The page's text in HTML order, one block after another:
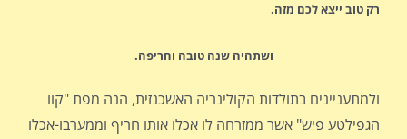
רק טוב ייצא לכם מזה.
ושתהיה שנה טובה וחריפה.
ולמתעניינים בתולדות הקולינריה האשכנזית, הנה מפת "קוו
הגפילטע פיש" אשר ממזרחה לו אכלו אותו חריף וממערבו-אכלו